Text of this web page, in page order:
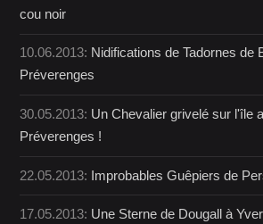
cou noir
10.06.2013: Nidifications de Tadornes de
Préverenges
30.05.2013: Un Chevalier grivelé sur l'île
Préverenges !
22.05.2013: Improbables Guêpiers de
17.05.2013: Une Sterne de Dougall à